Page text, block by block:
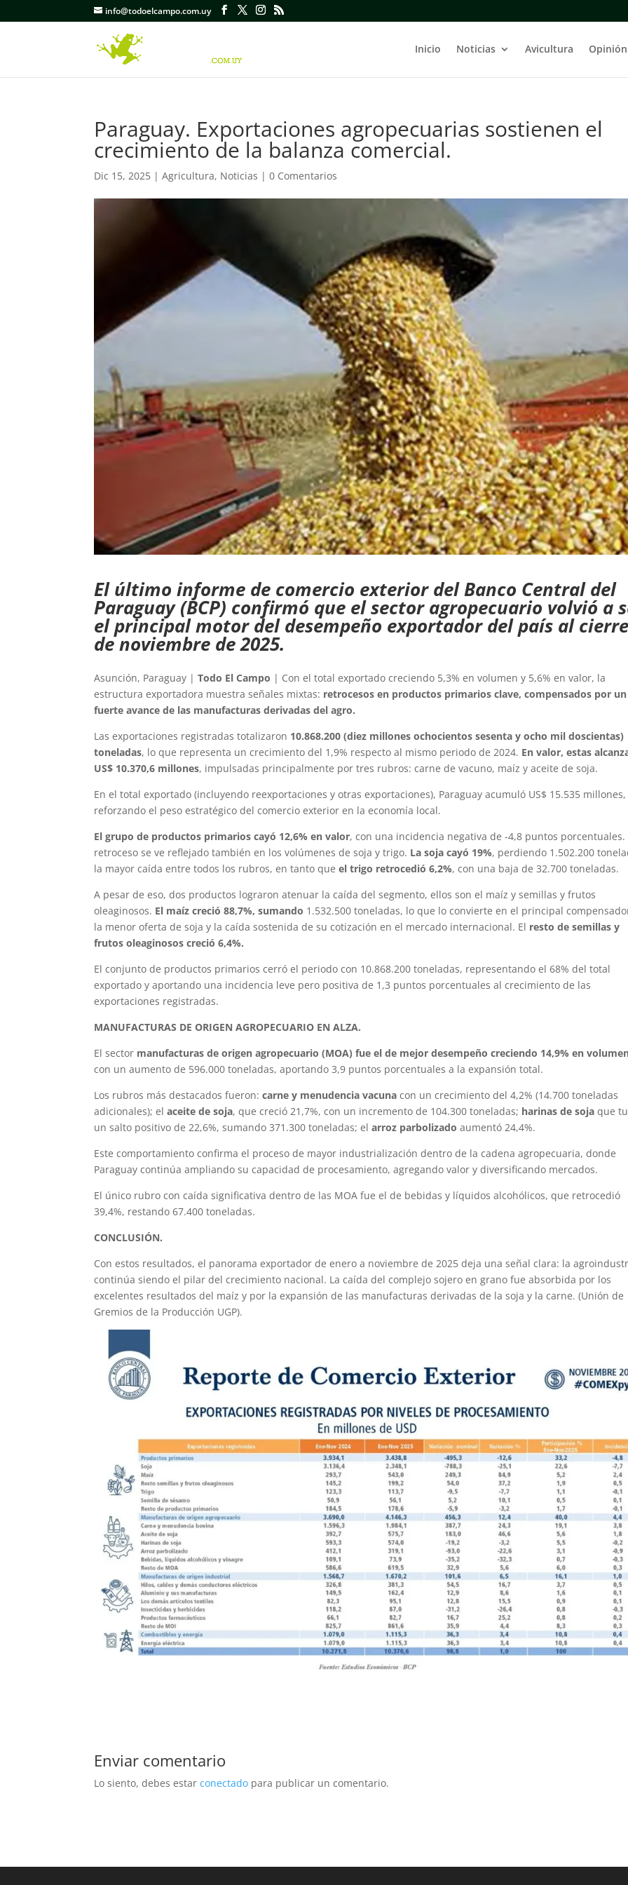
info@todoelcampo.com.uy
Inicio Noticias Avicultura Opinión
Paraguay. Exportaciones agropecuarias sostienen el
crecimiento de la balanza comercial.
Dic 15, 2025 |Agricultura, Noticias |0 Comentarios
El último informe de comercio exterior del Banco Central del
Paraguay (BCP) confirmó que el sector agropecuario volvió a
el principal motor del desempeño exportador del país al
de noviembre de 2025.
Asunción, Paraguay |Todo El Campo | Con el total exportado creciendo 5,3% en volumen y 5,6% en valor, la
estructura exportadora muestra señales mixtas: retrocesos en productos primarios clave, compensados por un
fuerte avance de las manufacturas derivadas del agro.
Las exportaciones registradas totalizaron 10.868.200 (diez millones ochocientos sesenta y ocho mil doscientas)
toneladas, lo que representa un crecimiento del 1,9% respecto al mismo periodo de 2024. En valor, estas
US$ 10.370,6 millones, impulsadas principalmente por tres rubros: carne de vacuno, maíz y aceite de soja.
En el total exportado (incluyendo reexportaciones y otras exportaciones), Paraguay acumuló US$ 15.535 millones,
reforzando el peso estratégico del comercio exterior en la economía local.
El grupo de productos primarios cayó 12,6% en valor, con una incidencia negativa de -4,8 puntos porcentuales.
retroceso se ve reflejado también en los volúmenes de soja y trigo. La soja cayó 19%, perdiendo 1.502.200
la mayor caída entre todos los rubros, en tanto queel trigo retrocedió 6,2%, con una baja de 32.700 toneladas.
A pesar de eso, dos productos lograron atenuar la caída del segmento, ellos son el maíz y semillas y frutos
oleaginosos. El maíz creció 88,7%, sumando 1.532.500 toneladas, lo que lo convierte en el principal
la menor oferta de soja y la caída sostenida de su cotización en el mercado internacional. El resto de semillas y
frutos oleaginosos creció 6,4%.
El conjunto de productos primarios cerró el periodo con 10.868.200 toneladas, representando el 68% del total
exportado y aportando una incidencia leve pero positiva de 1,3 puntos porcentuales al crecimiento de las
exportaciones registradas.
MANUFACTURAS DE ORIGEN AGROPECUARIO EN ALZA.
El sector manufacturas de origen agropecuario (MOA) fue el de mejor desempeño creciendo 14,9% en
con un aumento de 596.000 toneladas, aportando 3,9 puntos porcentuales a la expansión total.
Los rubros más destacados fueron:carne y menudencia vacuna con un crecimiento del 4,2% (14.700 toneladas
adicionales); elaceite de soja, que creció 21,7%, con un incremento de 104.300 toneladas; harinas de soja que
un salto positivo de 22,6%, sumando 371.300 toneladas; elarroz parbolizado aumentó 24,4%.
Este comportamiento confirma el proceso de mayor industrialización dentro de la cadena agropecuaria, donde
Paraguay continúa ampliando su capacidad de procesamiento, agregando valor y diversificando mercados.
El único rubro con caída significativa dentro de las MOA fue el de bebidas y líquidos alcohólicos, que retrocedió
39,4%, restando 67.400 toneladas.
CONCLUSIÓN.
Con estos resultados, el panorama exportador de enero a noviembre de 2025 deja una señal clara: la
continúa siendo el pilar del crecimiento nacional. La caída del complejo sojero en grano fue absorbida por los
excelentes resultados del maíz y por la expansión de las manufacturas derivadas de la soja y la carne. (Unión de
Gremios de la Producción UGP).
Enviar comentario
Lo siento, debes estarconectado para publicar un comentario.